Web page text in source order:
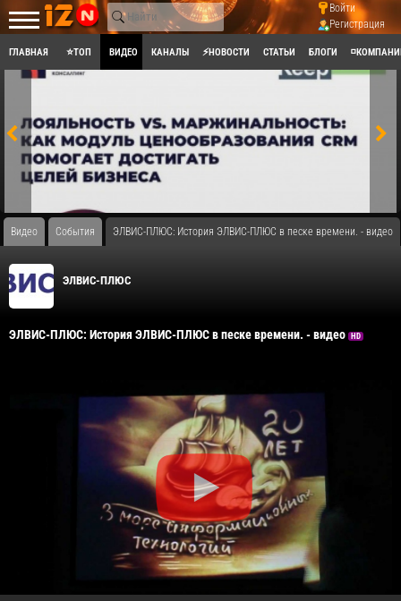
Войти
Регистрация
ГЛАВНАЯ ⭐ТОП ВИДЕО КАНАЛЫ ⚡НОВОСТИ СТАТЬИ БЛОГИ
Видео События ЭЛВИС-ПЛЮС: История ЭЛВИС-ПЛЮС в песке времени. - видео
ЭЛВИС-ПЛЮС
ЭЛВИС-ПЛЮС: История ЭЛВИС-ПЛЮС в песке времени. - видео HD